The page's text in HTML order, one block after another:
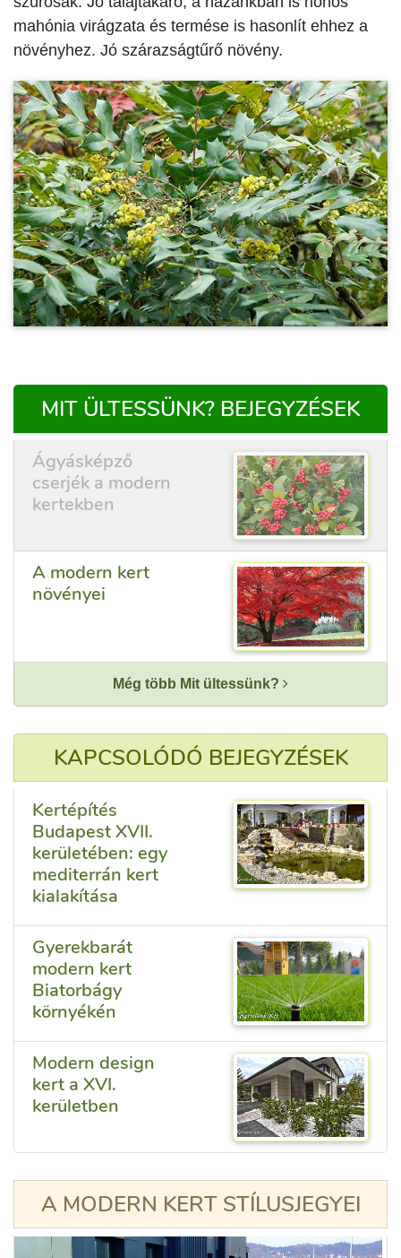
mahónia virágzata és termése is hasonlít ehhez a
növényhez. Jó szárazságtűrő növény.
MIT ÜLTESSÜNK? BEJEGYZÉSEK
Ágyásképző
cserjék a modern
kertekben
A modern kert
növényei
Még több Mit ültessünk?
KAPCSOLÓDÓ BEJEGYZÉSEK
Kertépítés
Budapest XVII.
kerületében: egy
mediterrán kert
kialakítása
Gyerekbarát
modern kert
Biatorbágy
környékén
Modern design
kert a XVI.
kerületben
A MODERN KERT STÍLUSJEGYEI